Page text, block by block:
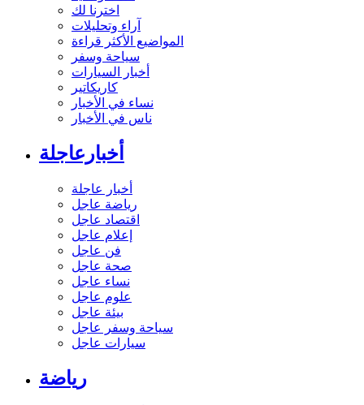
اخترنا لك
آراء وتحليلات
المواضيع الأكثر قراءة
سياحة وسفر
أخبار السيارات
كاريكاتير
نساء في الأخبار
ناس في الأخبار
أخبارعاجلة
أخبار عاجلة
رياضة عاجل
اقتصاد عاجل
إعلام عاجل
فن عاجل
صحة عاجل
نساء عاجل
علوم عاجل
بيئة عاجل
سياحة وسفر عاجل
سيارات عاجل
رياضة